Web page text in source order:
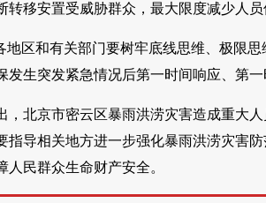
移安置受威胁群众，最大限度减少人员
区和有关部门要树牢底线思维、极限
生突发紧急情况后第一时间响应、第
北京市密云区暴雨洪涝灾害造成重大
导相关地方进一步强化暴雨洪涝灾害
民群众生命财产安全。